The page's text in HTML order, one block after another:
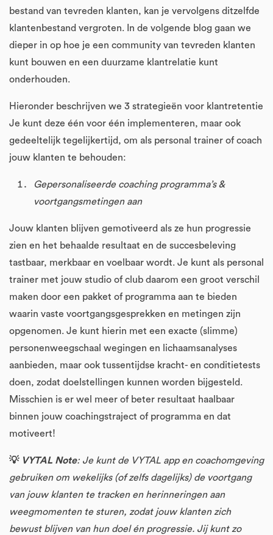
bestand van tevreden klanten, kan je vervolgens ditzelfde
klantenbestand vergroten. In de volgende blog gaan we
dieper in op hoe je een community van tevreden klanten
kunt bouwen en een duurzame klantrelatie kunt
onderhouden.
Hieronder beschrijven we 3 strategieën voor klantretentie
Je kunt deze één voor één implementeren, maar ook
gedeeltelijk tegelijkertijd, om als personal trainer of coach
jouw klanten te behouden:
Gepersonaliseerde coaching programma’s &
voortgangsmetingen aan
Jouw klanten blijven gemotiveerd als ze hun progressie
zien en het behaalde resultaat en de succesbeleving
tastbaar, merkbaar en voelbaar wordt. Je kunt als personal
trainer met jouw studio of club daarom een groot verschil
maken door een pakket of programma aan te bieden
waarin vaste voortgangsgesprekken en metingen zijn
opgenomen. Je kunt hierin met een exacte (slimme)
personenweegschaal wegingen en lichaamsanalyses
aanbieden, maar ook tussentijdse kracht- en conditietests
doen, zodat doelstellingen kunnen worden bijgesteld.
Misschien is er wel meer of beter resultaat haalbaar
binnen jouw coachingstraject of programma en dat
motiveert!
💡 VYTAL Note: Je kunt de VYTAL app en coachomgeving
gebruiken om wekelijks (of zelfs dagelijks) de voortgang
van jouw klanten te tracken en herinneringen aan
weegmomenten te sturen, zodat jouw klanten zich
bewust blijven van hun doel én progressie. Jij kunt zo